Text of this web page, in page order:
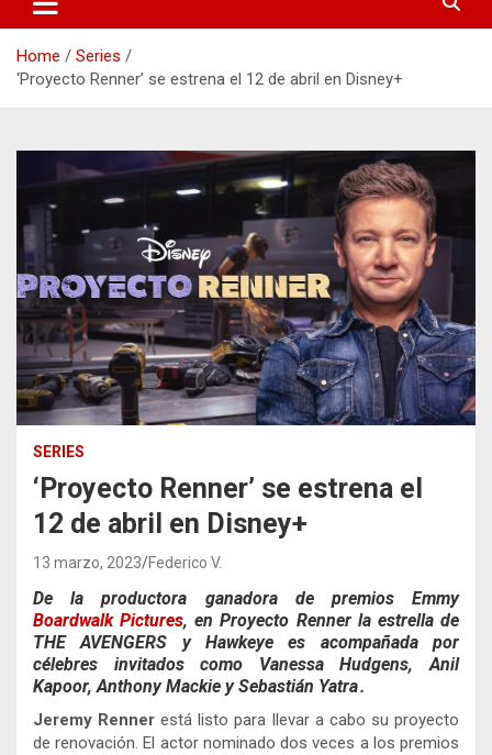
Home
Series
‘Proyecto Renner’ se estrena el 12 de abril en Disney+
SERIES
‘Proyecto Renner’ se estrena el
12 de abril en Disney+
13 marzo, 2023 Federico V.
De la productora ganadora de premios Emmy
Boardwalk Pictures, en Proyecto Renner la estrella de
THE AVENGERS y Hawkeye es acompañada por
célebres invitados como Vanessa Hudgens, Anil
Kapoor, Anthony Mackie y Sebastián Yatra .
Jeremy Renner está listo para llevar a cabo su proyecto
de renovación. El actor nominado dos veces a los premios